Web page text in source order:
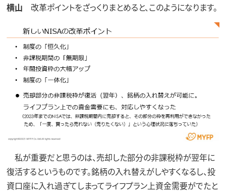
横山 改革ポイントをざっくりまとめると、このようになります。
私が重要だと思うのは、売却した部分の非課税枠が翌年に
復活するというものです。銘柄の入れ替えがしやすくなるし、投
資口座に入れ過ぎてしまってライフプラン上資金需要がでたと